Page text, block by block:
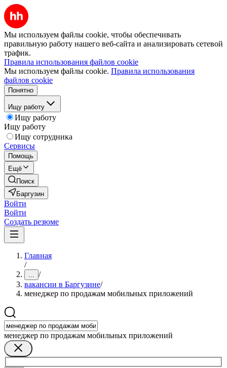
Мы используем файлы cookie, чтобы обеспечивать
правильную работу нашего веб-сайта и анализировать сетевой
трафик.
Правила использования файлов cookie
Мы используем файлы cookie. Правила использования
файлов cookie
Понятно
Ищу работу
Ищу работу
Ищу работу
Ищу сотрудника
Сервисы
Помощь
Ещё
Поиск
Баргузин
Войти
Войти
Создать резюме
Главная
/
... /
вакансии в Баргузине/
менеджер по продажам мобильных приложений
менеджер по продажам мобильных приложений